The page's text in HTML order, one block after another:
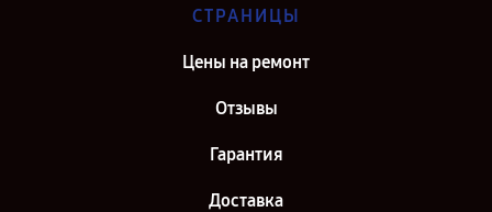
СТРАНИЦЫ
Цены на ремонт
Отзывы
Гарантия
Доставка